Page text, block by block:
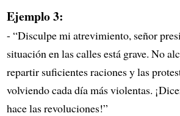
Ejemplo 3:
- “Disculpe mi atrevimiento, señor
situación en las calles está grave. No
repartir suficientes raciones y las
volviendo cada día más violentas.
hace las revoluciones!”